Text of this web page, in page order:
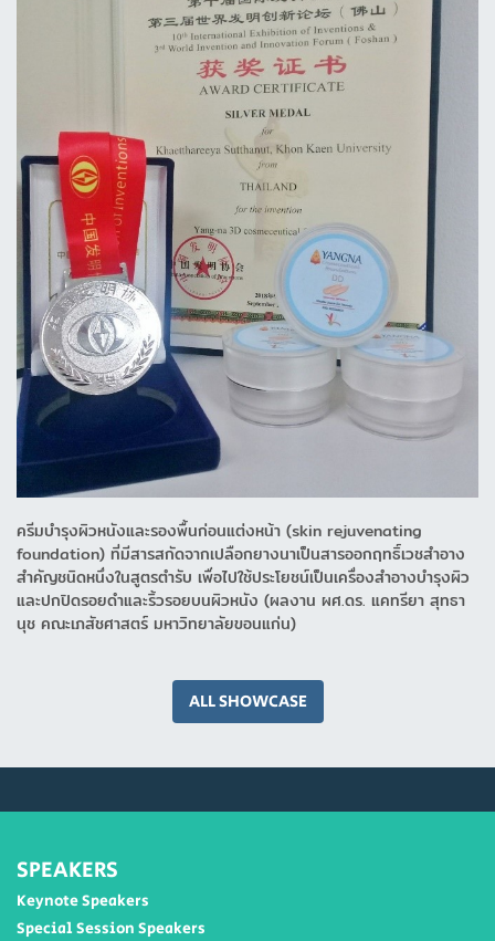
ครีมบำรุงผิวหนังและรองพื้นก่อนแต่งหน้า (skin rejuvenating
foundation) ที่มีสารสกัดจากเปลือกยางนาเป็นสารออกฤทธิ์เวชสำอาง
สำคัญชนิดหนึ่งในสูตรตำรับ เพื่อไปใช้ประโยชน์เป็นเครื่องสำอางบำรุงผิว
และปกปิดรอยดำและริ้วรอยบนผิวหนัง (ผลงาน ผศ.ดร. แคทรียา สุทธา
นุช คณะเภสัชศาสตร์ มหาวิทยาลัยขอนแก่น)
ALL SHOWCASE
SPEAKERS
Keynote Speakers
Special Session Speakers